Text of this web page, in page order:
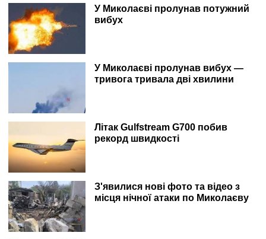
У Миколаєві пролунав потужний
вибух
У Миколаєві пролунав вибух —
тривога тривала дві хвилини
Літак Gulfstream G700 побив
рекорд швидкості
З'явилися нові фото та відео з
місця нічної атаки по Миколаєву